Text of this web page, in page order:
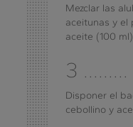
Mezclar las
aceitunas y el
aceite (100
3 .........
Disponer el
cebollino y